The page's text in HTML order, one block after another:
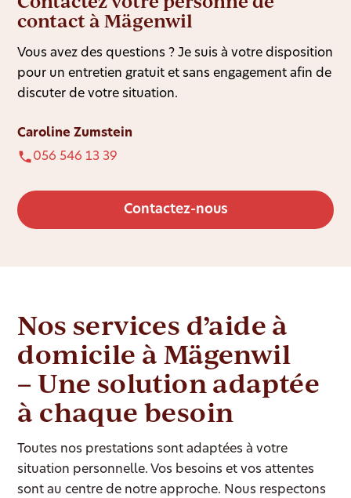
contact à Mägenwil
Vous avez des questions ? Je suis à votre disposition
pour un entretien gratuit et sans engagement afin de
discuter de votre situation.
Caroline Zumstein
056 546 13 39
Contactez-nous
Nos services d’aide à
domicile à Mägenwil
– Une solution adaptée
à chaque besoin
Toutes nos prestations sont adaptées à votre
situation personnelle. Vos besoins et vos attentes
sont au centre de notre approche. Nous respectons